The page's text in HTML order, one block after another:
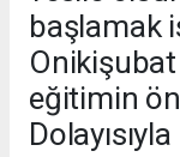
başlamak
eğitimin